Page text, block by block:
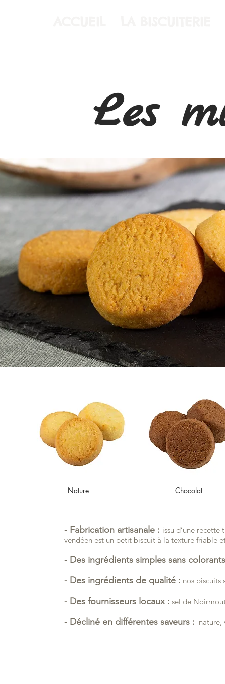
Les
Nature Chocolat
- Fabrication artisanale : issu d’une
vendéen est un petit biscuit à la texture friable
- Des ingrédients simples sans
- Des ingrédients de qualité : nos biscuits
- Des fournisseurs locaux : sel de
- Décliné en différentes saveurs : nature,